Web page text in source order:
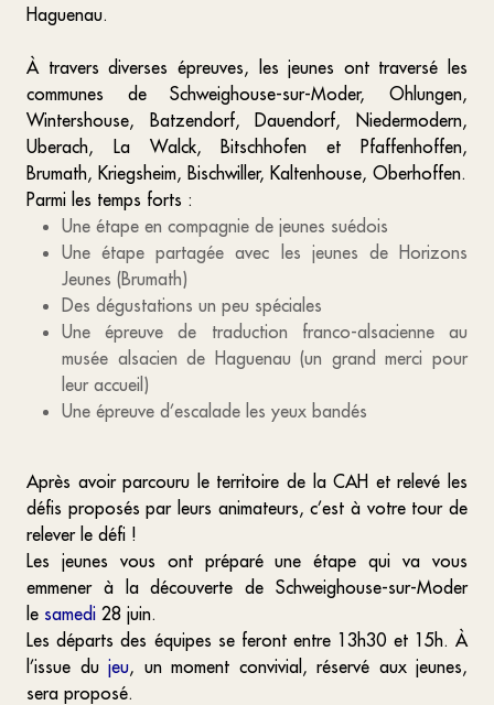
Haguenau.
À travers diverses épreuves, les jeunes ont traversé les
communes de Schweighouse-sur-Moder, Ohlungen,
Wintershouse, Batzendorf, Dauendorf, Niedermodern,
Uberach, La Walck, Bitschhofen et Pfaffenhoffen,
Brumath, Kriegsheim, Bischwiller, Kaltenhouse, Oberhoffen.
Parmi les temps forts :
Une étape en compagnie de jeunes suédois
Une étape partagée avec les jeunes de Horizons
Jeunes (Brumath)
Des dégustations un peu spéciales
Une épreuve de traduction franco-alsacienne au
musée alsacien de Haguenau (un grand merci pour
leur accueil)
Une épreuve d’escalade les yeux bandés
Après avoir parcouru le territoire de la CAH et relevé les
défis proposés par leurs animateurs, c’est à votre tour de
relever le défi !
Les jeunes vous ont préparé une étape qui va vous
emmener à la découverte de Schweighouse-sur-Moder
le samedi 28 juin.
Les départs des équipes se feront entre 13h30 et 15h. À
l’issue du jeu, un moment convivial, réservé aux jeunes,
sera proposé.